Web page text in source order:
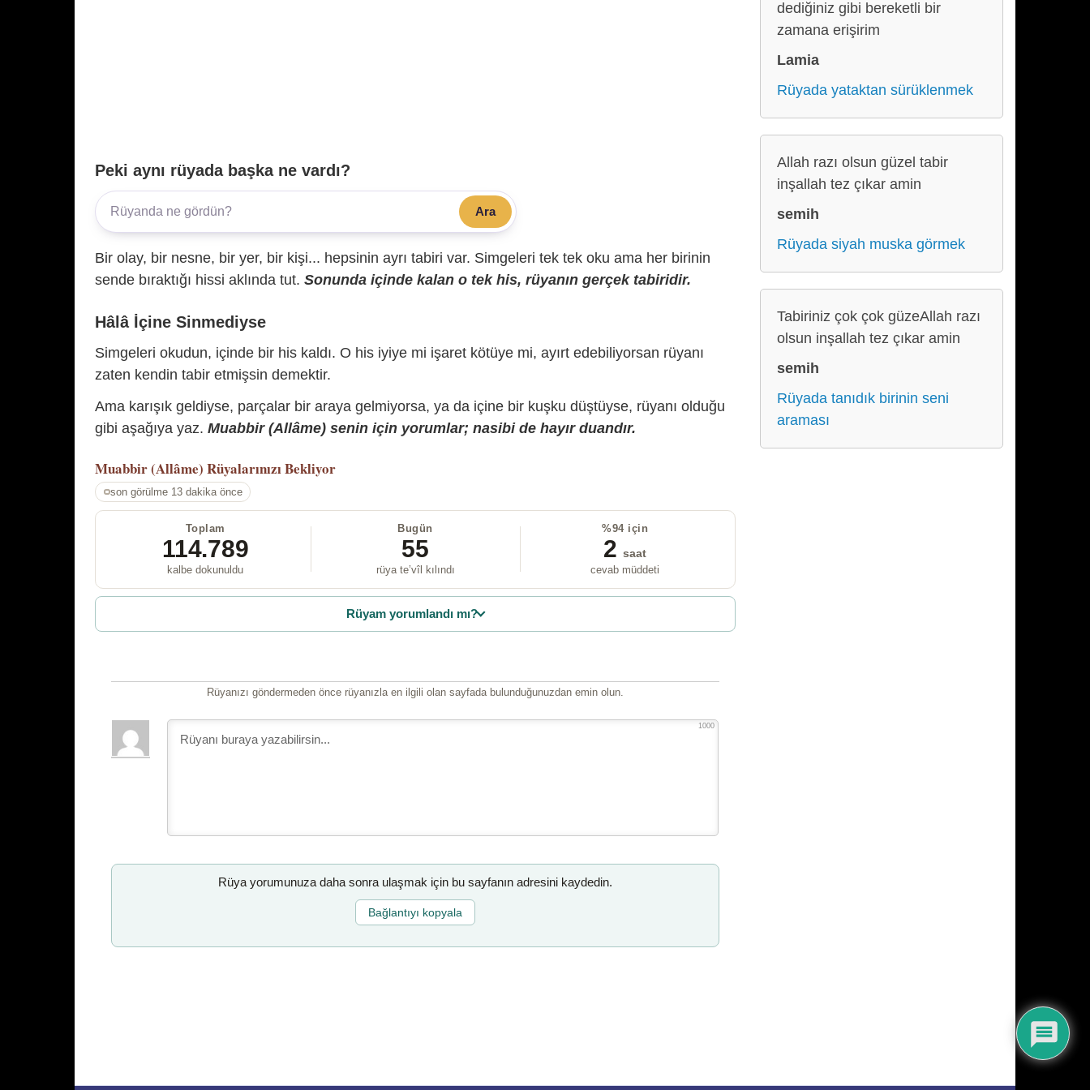
Peki aynı rüyada başka ne vardı?
Ara
Bir olay, bir nesne, bir yer, bir kişi... hepsinin ayrı tabiri var. Simgeleri tek tek oku ama her birinin
sende bıraktığı hissi aklında tut. Sonunda içinde kalan o tek his, rüyanın gerçek tabiridir.
Hâlâ İçine Sinmediyse
Simgeleri okudun, içinde bir his kaldı. O his iyiye mi işaret kötüye mi, ayırt edebiliyorsan rüyanı
zaten kendin tabir etmişsin demektir.
Ama karışık geldiyse, parçalar bir araya gelmiyorsa, ya da içine bir kuşku düştüyse, rüyanı olduğu
gibi aşağıya yaz. Muabbir (Allâme) senin için yorumlar; nasibi de hayır duandır.
Muabbir (Allâme) Rüyalarınızı Bekliyor
son görülme 13 dakika önce
Toplam
114.789
kalbe dokunuldu
Bugün
55
rüya te’vîl kılındı
%94 için
2 saat
cevab müddeti
Rüyam yorumlandı mı?
Rüyanızı göndermeden önce rüyanızla en ilgili olan sayfada bulunduğunuzdan emin olun.
1000
Rüya yorumunuza daha sonra ulaşmak için bu sayfanın adresini kaydedin.
Bağlantıyı kopyala
dediğiniz gibi bereketli bir
zamana erişirim
Lamia
Rüyada yataktan sürüklenmek
Allah razı olsun güzel tabir
inşallah tez çıkar amin
semih
Rüyada siyah muska görmek
Tabiriniz çok çok güzeAllah razı
olsun inşallah tez çıkar amin
semih
Rüyada tanıdık birinin seni
araması